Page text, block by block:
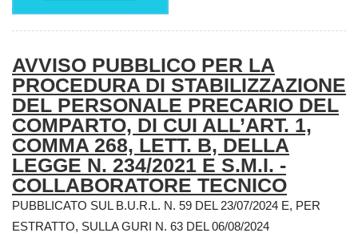
AVVISO PUBBLICO PER LA
PROCEDURA DI STABILIZZAZIONE
DEL PERSONALE PRECARIO DEL
COMPARTO, DI CUI ALL’ART. 1,
COMMA 268, LETT. B, DELLA
LEGGE N. 234/2021 E S.M.I. -
COLLABORATORE TECNICO
PUBBLICATO SUL B.U.R.L. N. 59 DEL 23/07/2024 E, PER
ESTRATTO, SULLA GURI N. 63 DEL 06/08/2024